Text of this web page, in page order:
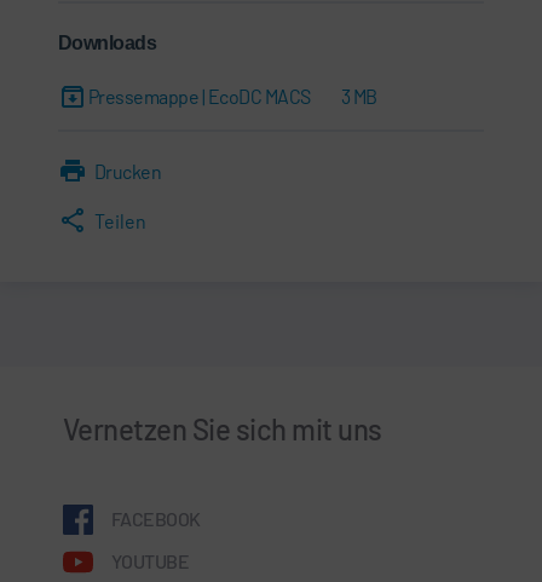
Downloads
Pressemappe | EcoDC MACS 3 MB
Drucken
Teilen
Vernetzen Sie sich mit uns
FACEBOOK
YOUTUBE